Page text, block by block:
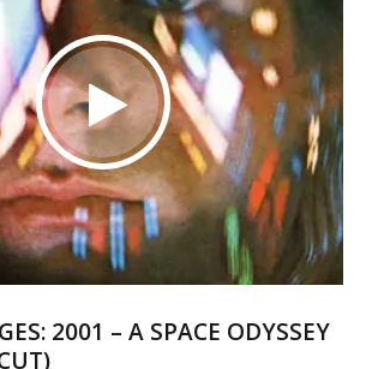
2001 – A SPACE ODYSSEY